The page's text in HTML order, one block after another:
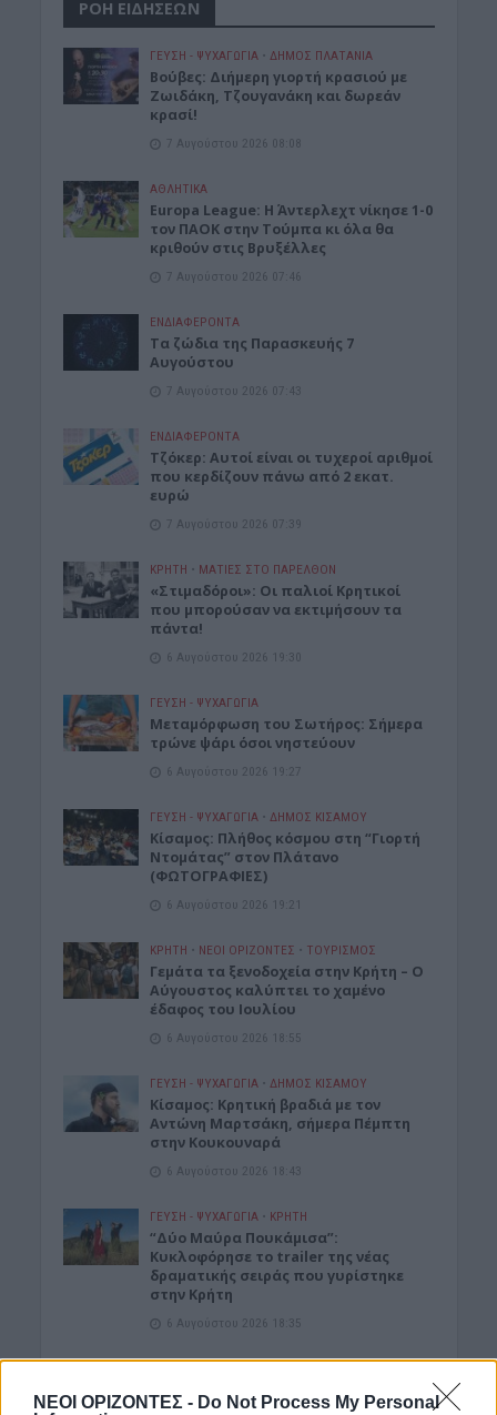
ΝΕΟΙ ΟΡΙΖΟΝΤΕΣ - Do Not Process My Personal
ΡΟΗ ΕΙΔΗΣΕΩΝ
ΓΕΎΣΗ - ΨΥΧΑΓΩΓΊΑ • ΔΉΜΟΣ ΠΛΑΤΑΝΙΆ
Βούβες: Διήμερη γιορτή κρασιού με
Ζωιδάκη, Τζουγανάκη και δωρεάν
κρασί!
7 Αυγούστου 2026 08:08
ΑΘΛΗΤΙΚΑ
Europa League: Η Άντερλεχτ νίκησε 1-0
τον ΠΑΟΚ στην Τούμπα κι όλα θα
κριθούν στις Βρυξέλλες
7 Αυγούστου 2026 07:46
ΕΝΔΙΑΦΕΡΟΝΤΑ
Tα ζώδια της Παρασκευής 7
Αυγούστου
7 Αυγούστου 2026 07:43
ΕΝΔΙΑΦΕΡΟΝΤΑ
Τζόκερ: Αυτοί είναι οι τυχεροί αριθμοί
που κερδίζουν πάνω από 2 εκατ.
ευρώ
7 Αυγούστου 2026 07:39
ΚΡΗΤΗ • ΜΑΤΙΕΣ ΣΤΟ ΠΑΡΕΛΘΟΝ
«Στιμαδόροι»: Οι παλιοί Κρητικοί
που μπορούσαν να εκτιμήσουν τα
πάντα!
6 Αυγούστου 2026 19:30
ΓΕΎΣΗ - ΨΥΧΑΓΩΓΊΑ
Μεταμόρφωση του Σωτήρος: Σήμερα
τρώνε ψάρι όσοι νηστεύουν
6 Αυγούστου 2026 19:27
ΓΕΎΣΗ - ΨΥΧΑΓΩΓΊΑ • ΔΉΜΟΣ ΚΙΣΆΜΟΥ
Κίσαμος: Πλήθος κόσμου στη “Γιορτή
Ντομάτας” στον Πλάτανο
(ΦΩΤΟΓΡΑΦΙΕΣ)
6 Αυγούστου 2026 19:21
ΚΡΗΤΗ • ΝΕΟΙ ΟΡΙΖΟΝΤΕΣ • ΤΟΥΡΙΣΜΟΣ
Γεμάτα τα ξενοδοχεία στην Κρήτη – Ο
Αύγουστος καλύπτει το χαμένο
έδαφος του Ιουλίου
6 Αυγούστου 2026 18:55
ΓΕΎΣΗ - ΨΥΧΑΓΩΓΊΑ • ΔΉΜΟΣ ΚΙΣΆΜΟΥ
Kίσαμος: Κρητική βραδιά με τον
Αντώνη Μαρτσάκη, σήμερα Πέμπτη
στην Κουκουναρά
6 Αυγούστου 2026 18:43
ΓΕΎΣΗ - ΨΥΧΑΓΩΓΊΑ • ΚΡΗΤΗ
“Δύο Μαύρα Πουκάμισα”:
Κυκλοφόρησε το trailer της νέας
δραματικής σειράς που γυρίστηκε
στην Κρήτη
6 Αυγούστου 2026 18:35
από τον υπουργό Υποδομών